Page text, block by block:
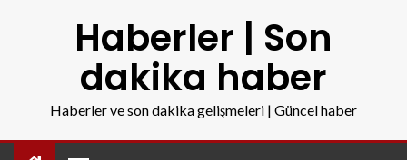
Haberler | Son
dakika haber
Haberler ve son dakika gelişmeleri | Güncel haber